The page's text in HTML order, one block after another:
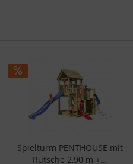
Spielturm PENTHOUSE mit
Rutsche 2,90 m +...